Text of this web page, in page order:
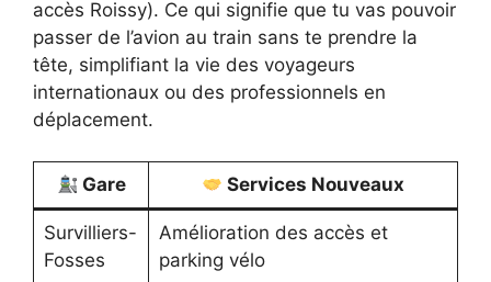
accès Roissy). Ce qui signifie que tu vas pouvoir
passer de l’avion au train sans te prendre la
tête, simplifiant la vie des voyageurs
internationaux ou des professionnels en
déplacement.
Gare Services Nouveaux
Survilliers-
Fosses
Amélioration des accès et
parking vélo